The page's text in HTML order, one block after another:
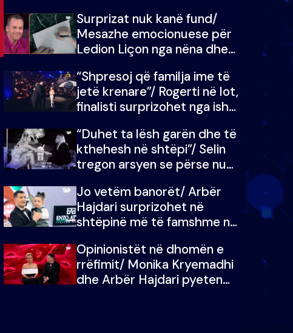
mungojë zilja e mëngjesit
kur…
Surprizat nuk kanë fund/
Mesazhe emocionuese për
Ledion Liçon nga nëna dhe
i mban dot lotët: Nuk
meritoj…
“Shpresoj që familja ime të
jetë krenare”/ Rogerti në lot,
finalisti surprizohet nga ish-
“Duhet ta lësh garën dhe të
kthehesh në shtëpi”/ Selin
tregon arsyen se përse nuk
Doja ta çoja luftën time deri
në fund
Jo vetëm banorët/ Arbër
Hajdari surprizohet në
shtëpinë më të famshme në
me vajzën e tij
Opinionistët në dhomën e
rrëfimit/ Monika Kryemadhi
dhe Arbër Hajdari pyeten